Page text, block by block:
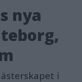
nya
i